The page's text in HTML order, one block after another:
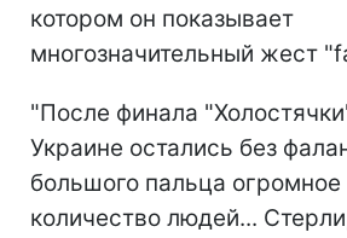
котором он показывает
многозначительный жест
"После финала
Украине остались без
большого пальца огромное
количество людей...